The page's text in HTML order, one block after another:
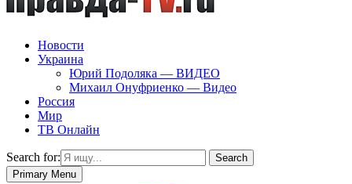
Новости
Украина
Юрий Подоляка — ВИДЕО
Михаил Онуфриенко — Видео
Россия
Мир
ТВ Онлайн
Search for:
Search
Primary Menu